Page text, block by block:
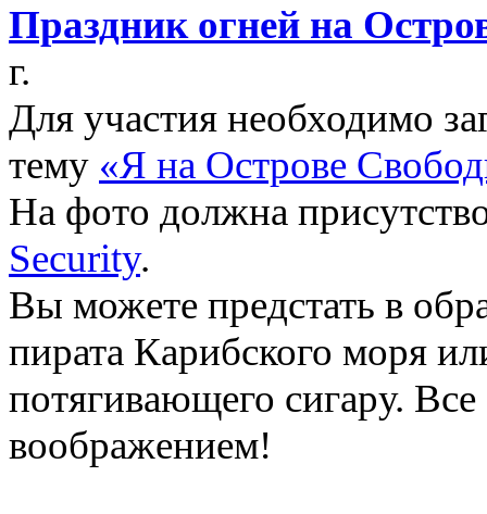
Праздник огней на
г.
Для участия необходимо
тему «Я на Острове
На фото должна
Security.
Вы можете предстать в
пирата Карибского моря
потягивающего сигару.
воображением!